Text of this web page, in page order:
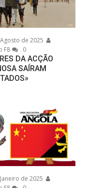
de 2025
F8
0
DA ACÇÃO
SAÍRAM
de 2025